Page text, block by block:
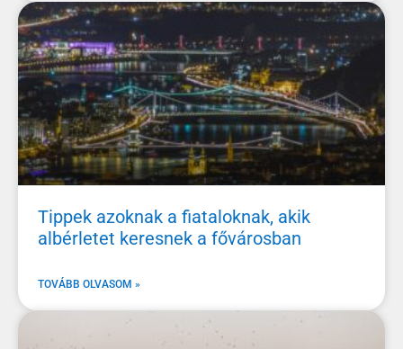
Tippek azoknak a fiataloknak, akik
albérletet keresnek a fővárosban
TOVÁBB OLVASOM »